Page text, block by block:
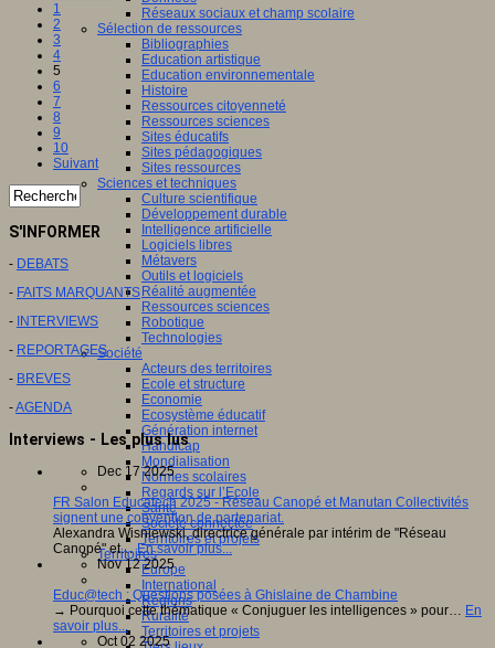
Réseaux sociaux et champ scolaire
Sélection de ressources
Bibliographies
Education artistique
Education environnementale
Histoire
Ressources citoyenneté
Ressources sciences
Sites éducatifs
Sites pédagogiques
Sites ressources
Sciences et techniques
Culture scientifique
Développement durable
Intelligence artificielle
Logiciels libres
Métavers
Outils et logiciels
Réalité augmentée
Ressources sciences
Robotique
Technologies
Société
Acteurs des territoires
Ecole et structure
Economie
Ecosystème éducatif
Génération internet
Handicap
Mondialisation
Normes scolaires
Regards sur l’Ecole
Santé
Société connectée
Territoires et projets
Territoires
Europe
International
Régions
Ruralité
Territoires et projets
1
2
3
4
5
6
7
8
9
10
Suivant
S'INFORMER
- DEBATS
- FAITS MARQUANTS
- INTERVIEWS
- REPORTAGES
- BREVES
-AGENDA
Interviews - Les plus lus
Dec 17 2025
FR Salon Educatech 2025 - Réseau Canopé et Manutan Collectivités
signent une convention de partenariat.
Alexandra Wisniewski, directrice générale par intérim de "Réseau
Canopé" et…En savoir plus...
Nov 12 2025
Educ@tech : Questions posées à Ghislaine de Chambine
→ Pourquoi cette thématique « Conjuguer les intelligences » pour… En
savoir plus...
Oct 02 2025